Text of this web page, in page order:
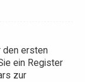
den ersten
ein Register
zur